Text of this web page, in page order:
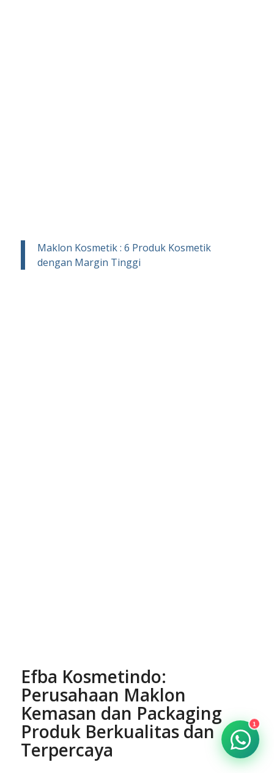
Efba Kosmetindo:
PerusahaanMaklon
Kemasan dan Packaging
Produk Berkualitas dan
1